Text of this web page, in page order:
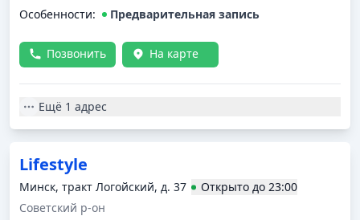
Особенности:
Предварительная запись
Позвонить На карте
Ещё 1 адрес
Lifestyle
Минск, тракт Логойский, д. 37 Открыто до 23:00
Советский р-он